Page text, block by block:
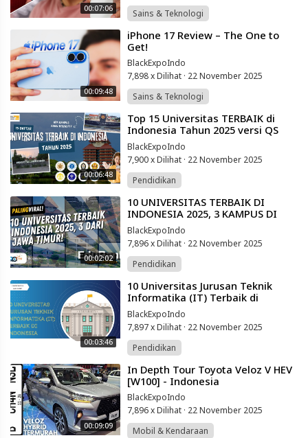
00:07:06
Sains & Teknologi
00:09:48
⁣iPhone 17 Review – The One to
Get!
BlackExpoIndo
7,898 x Dilihat · 22 November 2025
Sains & Teknologi
00:06:48
⁣Top 15 Universitas TERBAIK di
Indonesia Tahun 2025 versi QS
World University ranking
BlackExpoIndo
7,900 x Dilihat · 22 November 2025
Pendidikan
00:02:02
⁣10 UNIVERSITAS TERBAIK DI
INDONESIA 2025, 3 KAMPUS DI
JAWA TIMUR
BlackExpoIndo
7,896 x Dilihat · 22 November 2025
Pendidikan
00:03:46
⁣10 Universitas Jurusan Teknik
Informatika (IT) Terbaik di
Indonesia
BlackExpoIndo
7,897 x Dilihat · 22 November 2025
Pendidikan
00:09:09
⁣In Depth Tour Toyota Veloz V HEV
[W100] - Indonesia
BlackExpoIndo
7,896 x Dilihat · 22 November 2025
Mobil & Kendaraan